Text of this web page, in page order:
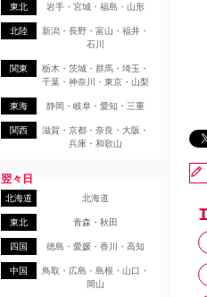
東北 岩手・宮城・福島・山形
北陸
新潟・長野・富山・福井・
石川
関東
栃木・茨城・群馬・埼玉・
千葉・神奈川・東京・山梨
東海 静岡・岐阜・愛知・三重
関西
滋賀・京都・奈良・大阪・
兵庫・和歌山
翌々日
北海道 北海道
東北 青森・秋田
四国 徳島・愛媛・香川・高知
中国
鳥取・広島・島根・山口・
岡山